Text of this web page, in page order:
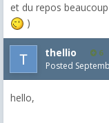
et du repos
)
thellio 6
Posted
hello,